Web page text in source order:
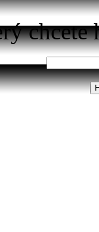
chcete